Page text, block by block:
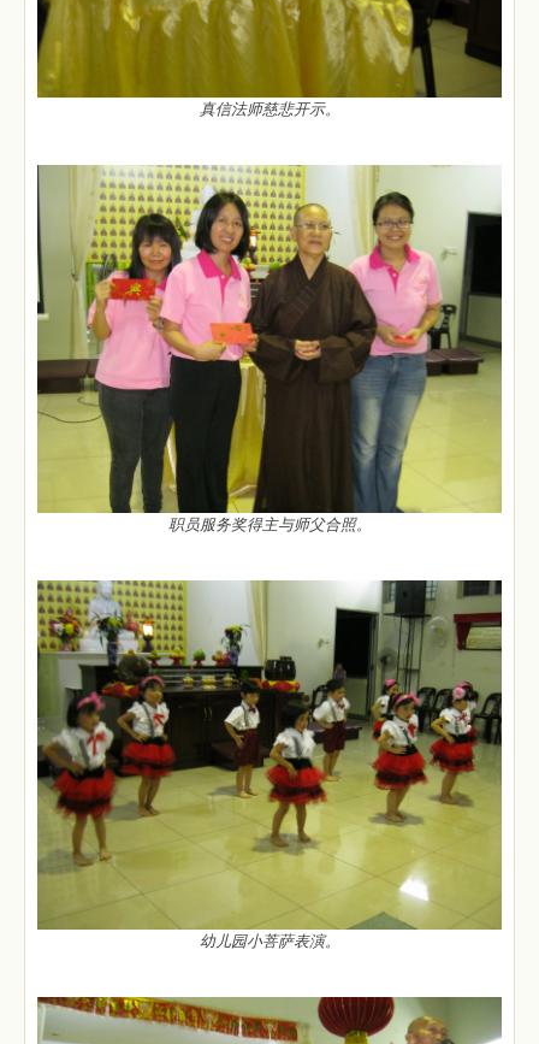
真信法师慈悲开示。
职员服务奖得主与师父合照。
幼儿园小菩萨表演。